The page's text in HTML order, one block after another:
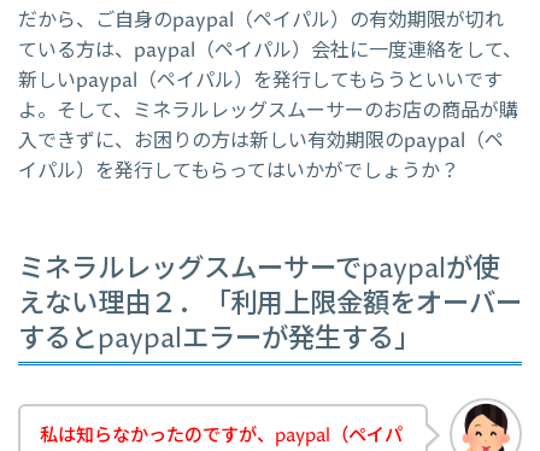
だから、ご自身のpaypal（ペイパル）の有効期限が切れ
ている方は、paypal（ペイパル）会社に一度連絡をして、
新しいpaypal（ペイパル）を発行してもらうといいです
よ。そして、ミネラルレッグスムーサーのお店の商品が購
入できずに、お困りの方は新しい有効期限のpaypal（ペ
イパル）を発行してもらってはいかがでしょうか？
ミネラルレッグスムーサーでpaypalが使
えない理由２．「利用上限金額をオーバー
するとpaypalエラーが発生する」
私は知らなかったのですが、paypal（ペイパ